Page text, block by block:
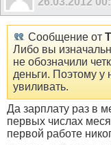
Сообщение от
Либо вы
не обозначили
деньги. Поэтому у
увиливать.
Да зарплату раз в
первых числах
первой работе